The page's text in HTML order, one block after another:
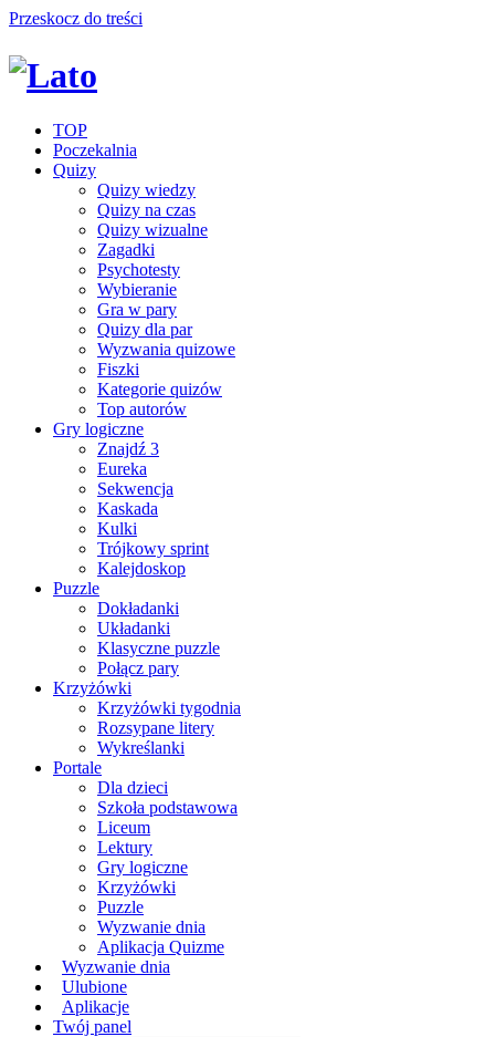
Przeskocz do treści
TOP
Poczekalnia
Quizy
Quizy wiedzy
Quizy na czas
Quizy wizualne
Zagadki
Psychotesty
Wybieranie
Gra w pary
Quizy dla par
Wyzwania quizowe
Fiszki
Kategorie quizów
Top autorów
Gry logiczne
Znajdź 3
Eureka
Sekwencja
Kaskada
Kulki
Trójkowy sprint
Kalejdoskop
Puzzle
Dokładanki
Układanki
Klasyczne puzzle
Połącz pary
Krzyżówki
Krzyżówki tygodnia
Rozsypane litery
Wykreślanki
Portale
Dla dzieci
Szkoła podstawowa
Liceum
Lektury
Gry logiczne
Krzyżówki
Puzzle
Wyzwanie dnia
Aplikacja Quizme
Wyzwanie dnia
Ulubione
Aplikacje
Twój panel